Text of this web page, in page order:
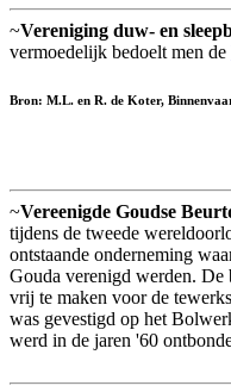
~Vereniging duw- en
vermoedelijk bedoelt men de
Bron: M.L. en R. de Koter,
~Vereenigde Goudse
tijdens de tweede
ontstaande onderneming
Gouda verenigd werden. De
vrij te maken voor de
was gevestigd op het
werd in de jaren '60